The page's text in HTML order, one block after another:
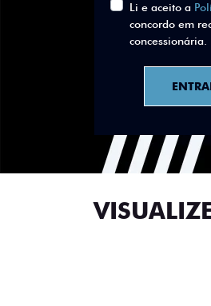
Li e aceito a
concordo em
concessionária.